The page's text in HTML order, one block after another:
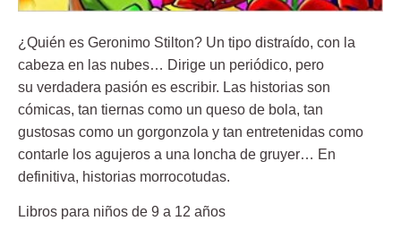
¿Quién es Geronimo Stilton? Un tipo distraído, con la
cabeza en las nubes… Dirige un periódico, pero
su verdadera pasión es escribir. Las historias son
cómicas, tan tiernas como un queso de bola, tan
gustosas como un gorgonzola y tan entretenidas como
contarle los agujeros a una loncha de gruyer… En
definitiva, historias morrocotudas.
Libros para niños de 9 a 12 años